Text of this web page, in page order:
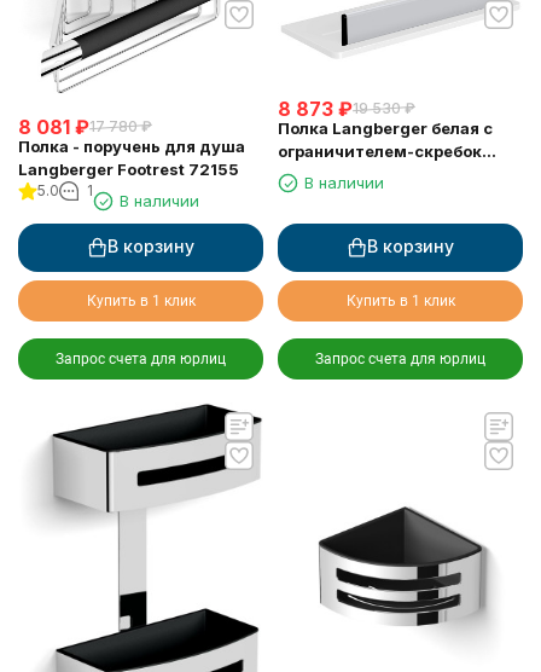
8 081 ₽17 780 ₽
Полка - поручень для душа
Langberger Footrest 72155
5.0 1
В наличии
В корзину
Купить в 1 клик
Запрос счета для юрлиц
8 873 ₽19 530 ₽
Полка Langberger белая с
ограничителем-скребок
73351-WH
В наличии
В корзину
Купить в 1 клик
Запрос счета для юрлиц